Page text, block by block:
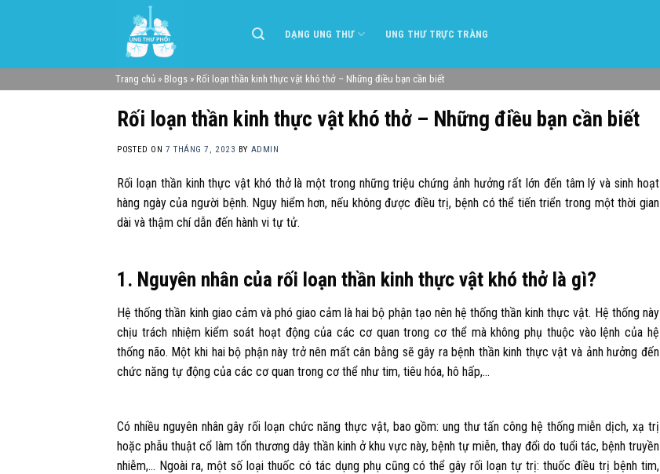
DẠNG UNG THƯ UNG THƯ TRỰC TRÀNG
Trang chủ » Blogs » Rối loạn thần kinh thực vật khó thở – Những điều bạn cần biết
Rối loạn thần kinh thực vật khó thở – Những điều bạn cần biết
POSTED ON 7 THÁNG 7, 2023 BY ADMIN
Rối loạn thần kinh thực vật khó thở là một trong những triệu chứng ảnh hưởng rất lớn đến tâm lý và sinh hoạt
hàng ngày của người bệnh. Nguy hiểm hơn, nếu không được điều trị, bệnh có thể tiến triển trong một thời gian
dài và thậm chí dẫn đến hành vi tự tử.
1. Nguyên nhân của rối loạn thần kinh thực vật khó thở là gì?
Hệ thống thần kinh giao cảm và phó giao cảm là hai bộ phận tạo nên hệ thống thần kinh thực vật. Hệ thống này
chịu trách nhiệm kiểm soát hoạt động của các cơ quan trong cơ thể mà không phụ thuộc vào lệnh của hệ
thống não. Một khi hai bộ phận này trở nên mất cân bằng sẽ gây ra bệnh thần kinh thực vật và ảnh hưởng đến
chức năng tự động của các cơ quan trong cơ thể như tim, tiêu hóa, hô hấp,…
Có nhiều nguyên nhân gây rối loạn chức năng thực vật, bao gồm: ung thư tấn công hệ thống miễn dịch, xạ trị
hoặc phẫu thuật cổ làm tổn thương dây thần kinh ở khu vực này, bệnh tự miễn, thay đổi do tuổi tác, bệnh truyền
nhiễm,… Ngoài ra, một số loại thuốc có tác dụng phụ cũng có thể gây rối loạn tự trị: thuốc điều trị bệnh tim,